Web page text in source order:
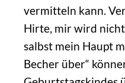
vermitteln kann.
Hirte, mir wird
salbst mein Haupt
Becher über“